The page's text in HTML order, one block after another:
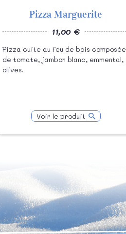
Pizza Marguerite
11,00 €
Pizza cuite au feu de bois composée
de tomate, jambon blanc, emmental,
olives.
Voir le produit